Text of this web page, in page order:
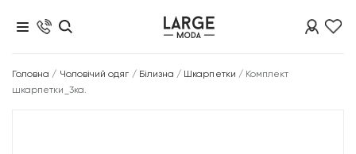
Головна / Чоловічий одяг / Білизна / Шкарпетки / Комплект
шкарпетки_3ка.